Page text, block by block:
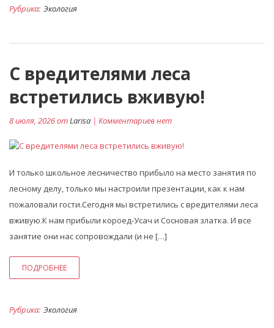
Рубрика: Экология
С вредителями леса
встретились вживую!
8 июля, 2026 отLarisa | Комментариев нет
И только школьное лесничество прибыло на место занятия по
лесному делу, только мы настроили презентации, как к нам
пожаловали гости.Сегодня мы встретились с вредителями леса
вживую.К нам прибыли короед-Усач и Сосновая златка. И все
занятие они нас сопровождали (и не […]
ПОДРОБНЕЕ
Рубрика: Экология